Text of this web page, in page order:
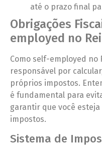
até o prazo final
Obrigações
employed no
Como self-employed no
responsável por
próprios impostos.
é fundamental para
garantir que você
impostos.
Sistema de